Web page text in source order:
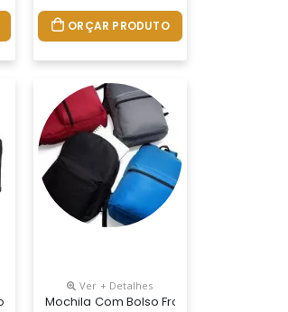
ORÇAR PRODUTO
Entrada Usb
Ver + Detalhes
Mochila Com Bolso Frontal